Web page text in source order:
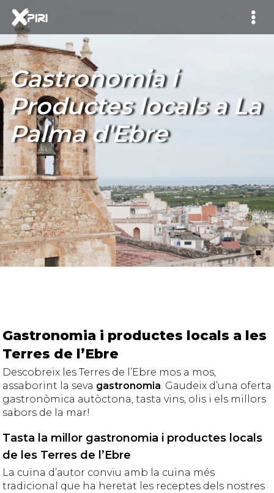
Gastronomia i
Productes locals a La
Palma d'Ebre
Gastronomia i productes locals a les
Terres de l’Ebre
Descobreix les Terres de l’Ebre mos a mos,
assaborint la seva gastronomia. Gaudeix d’una oferta
gastronòmica autòctona, tasta vins, olis i els millors
sabors de la mar!
Tasta la millor gastronomia i productes locals
de les Terres de l’Ebre
La cuina d’autor conviu amb la cuina més
tradicional que ha heretat les receptes dels nostres